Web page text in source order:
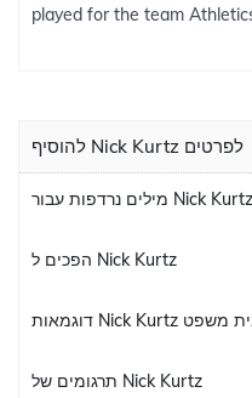
played for the team
להוסיף Nick Kurtz לפרטים
מילים נרדפות עבור Nick Kurtz
הפכים ל Nick Kurtz
תרגומים של Nick Kurtz